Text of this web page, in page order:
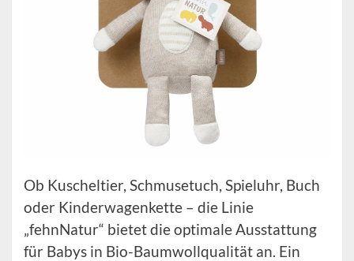
Ob Kuscheltier, Schmusetuch, Spieluhr, Buch
oder Kinderwagenkette – die Linie
„fehnNatur“ bietet die optimale Ausstattung
für Babys in Bio-Baumwollqualität an. Ein